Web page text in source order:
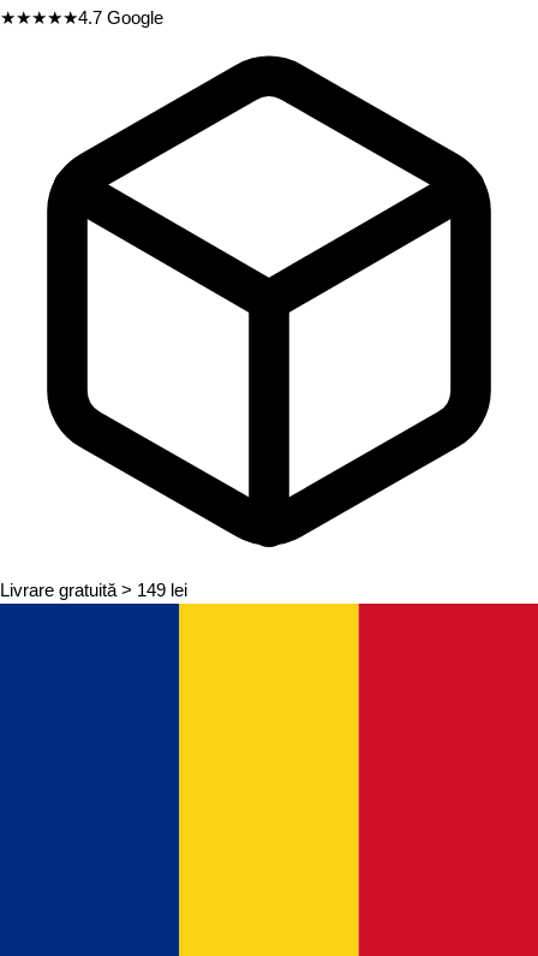
★★★★★4.7 Google
Livrare gratuită > 149 lei